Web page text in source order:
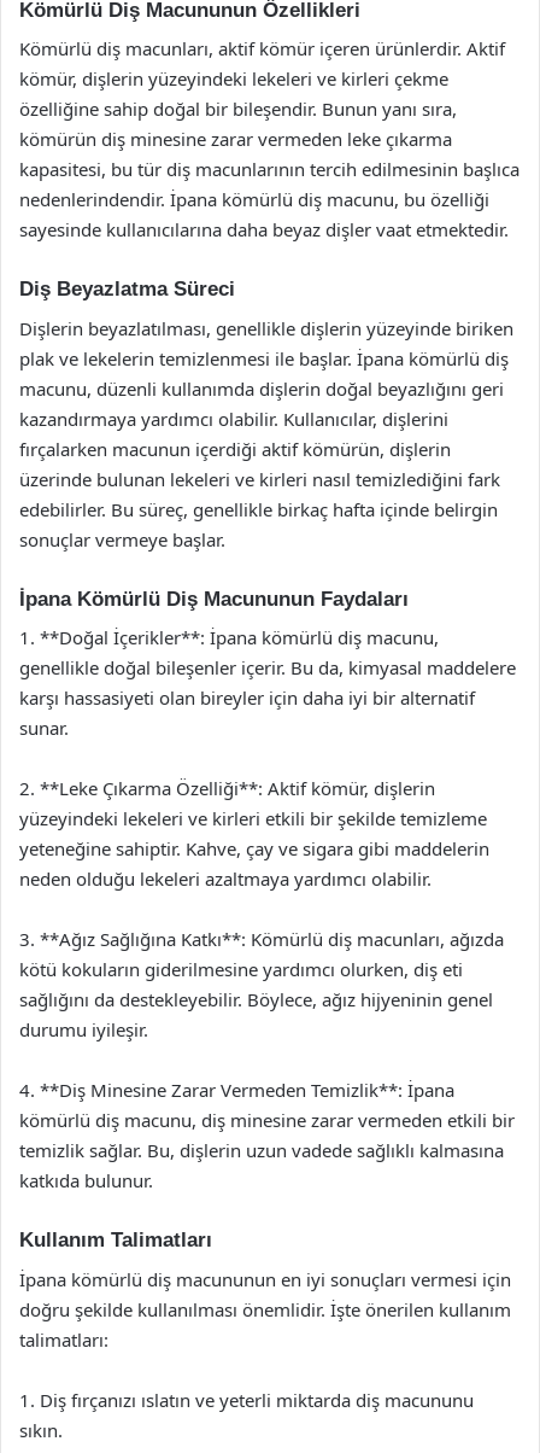
Kömürlü Diş Macununun Özellikleri
Kömürlü diş macunları, aktif kömür içeren ürünlerdir. Aktif
kömür, dişlerin yüzeyindeki lekeleri ve kirleri çekme
özelliğine sahip doğal bir bileşendir. Bunun yanı sıra,
kömürün diş minesine zarar vermeden leke çıkarma
kapasitesi, bu tür diş macunlarının tercih edilmesinin başlıca
nedenlerindendir. İpana kömürlü diş macunu, bu özelliği
sayesinde kullanıcılarına daha beyaz dişler vaat etmektedir.
Diş Beyazlatma Süreci
Dişlerin beyazlatılması, genellikle dişlerin yüzeyinde biriken
plak ve lekelerin temizlenmesi ile başlar. İpana kömürlü diş
macunu, düzenli kullanımda dişlerin doğal beyazlığını geri
kazandırmaya yardımcı olabilir. Kullanıcılar, dişlerini
fırçalarken macunun içerdiği aktif kömürün, dişlerin
üzerinde bulunan lekeleri ve kirleri nasıl temizlediğini fark
edebilirler. Bu süreç, genellikle birkaç hafta içinde belirgin
sonuçlar vermeye başlar.
İpana Kömürlü Diş Macununun Faydaları
1. **Doğal İçerikler**: İpana kömürlü diş macunu,
genellikle doğal bileşenler içerir. Bu da, kimyasal maddelere
karşı hassasiyeti olan bireyler için daha iyi bir alternatif
sunar.
2. **Leke Çıkarma Özelliği**: Aktif kömür, dişlerin
yüzeyindeki lekeleri ve kirleri etkili bir şekilde temizleme
yeteneğine sahiptir. Kahve, çay ve sigara gibi maddelerin
neden olduğu lekeleri azaltmaya yardımcı olabilir.
3. **Ağız Sağlığına Katkı**: Kömürlü diş macunları, ağızda
kötü kokuların giderilmesine yardımcı olurken, diş eti
sağlığını da destekleyebilir. Böylece, ağız hijyeninin genel
durumu iyileşir.
4. **Diş Minesine Zarar Vermeden Temizlik**: İpana
kömürlü diş macunu, diş minesine zarar vermeden etkili bir
temizlik sağlar. Bu, dişlerin uzun vadede sağlıklı kalmasına
katkıda bulunur.
Kullanım Talimatları
İpana kömürlü diş macununun en iyi sonuçları vermesi için
doğru şekilde kullanılması önemlidir. İşte önerilen kullanım
talimatları:
1. Diş fırçanızı ıslatın ve yeterli miktarda diş macununu
sıkın.